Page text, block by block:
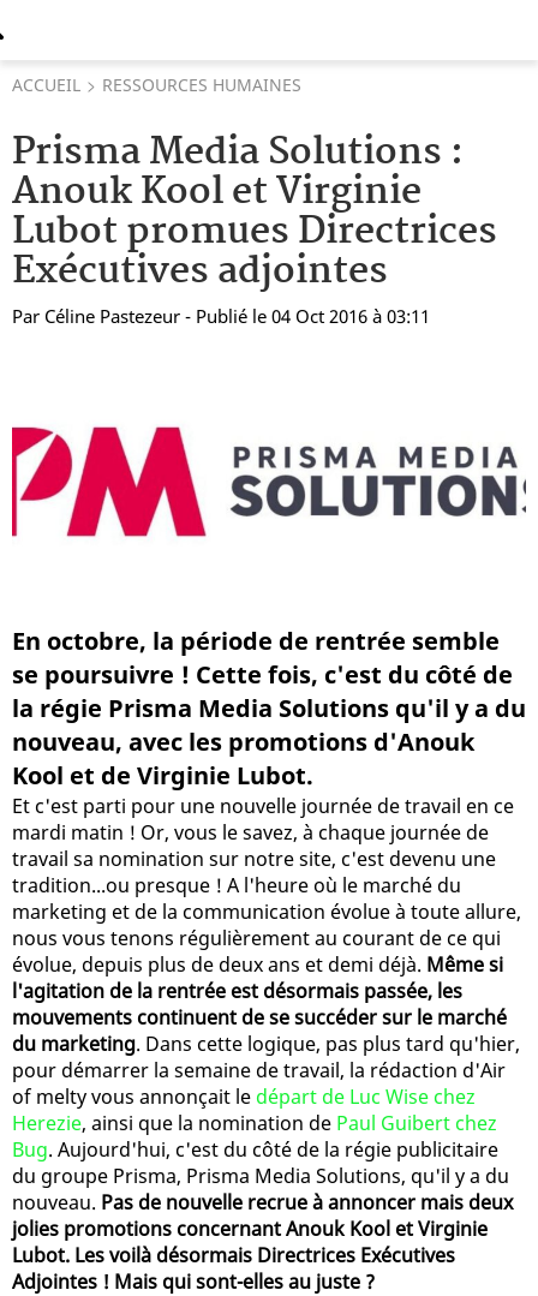
ACCUEIL RESSOURCES HUMAINES
Prisma Media Solutions :
Anouk Kool et Virginie
Lubot promues Directrices
Exécutives adjointes
Par Céline Pastezeur - Publié le 04 Oct 2016 à 03:11
En octobre, la période de rentrée semble
se poursuivre ! Cette fois, c'est du côté de
la régie Prisma Media Solutions qu'il y a du
nouveau, avec les promotions d'Anouk
Kool et de Virginie Lubot.
Et c'est parti pour une nouvelle journée de travail en ce
mardi matin ! Or, vous le savez, à chaque journée de
travail sa nomination sur notre site, c'est devenu une
tradition...ou presque ! A l'heure où le marché du
marketing et de la communication évolue à toute allure,
nous vous tenons régulièrement au courant de ce qui
évolue, depuis plus de deux ans et demi déjà. Même si
l'agitation de la rentrée est désormais passée, les
mouvements continuent de se succéder sur le marché
du marketing. Dans cette logique, pas plus tard qu'hier,
pour démarrer la semaine de travail, la rédaction d'Air
of melty vous annonçait le départ de Luc Wise chez
Herezie, ainsi que la nomination de Paul Guibert chez
Bug. Aujourd'hui, c'est du côté de la régie publicitaire
du groupe Prisma, Prisma Media Solutions, qu'il y a du
nouveau. Pas de nouvelle recrue à annoncer mais deux
jolies promotions concernant Anouk Kool et Virginie
Lubot. Les voilà désormais Directrices Exécutives
Adjointes ! Mais qui sont-elles au juste ?